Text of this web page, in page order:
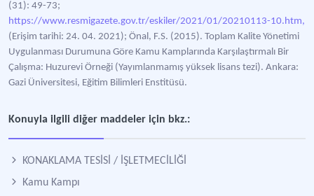
(31): 49-73;
https://www.resmigazete.gov.tr/eskiler/2021/01/20210113-10.htm,
(Erişim tarihi: 24. 04. 2021); Önal, F.S. (2015). Toplam Kalite Yönetimi
Uygulanması Durumuna Göre Kamu Kamplarında Karşılaştırmalı Bir
Çalışma: Huzurevi Örneği (Yayımlanmamış yüksek lisans tezi). Ankara:
Gazi Üniversitesi, Eğitim Bilimleri Enstitüsü.
Konuyla ilgili diğer maddeler için bkz.:
KONAKLAMA TESİSİ / İŞLETMECİLİĞİ
Kamu Kampı